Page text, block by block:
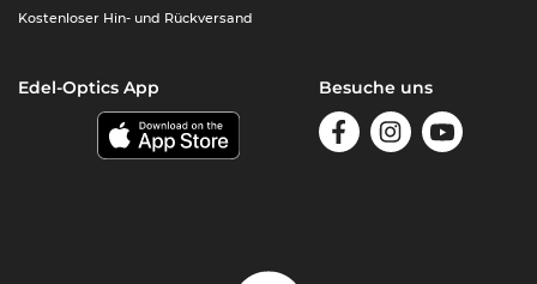
Kostenloser Hin- und Rückversand
Edel-Optics App Besuche uns